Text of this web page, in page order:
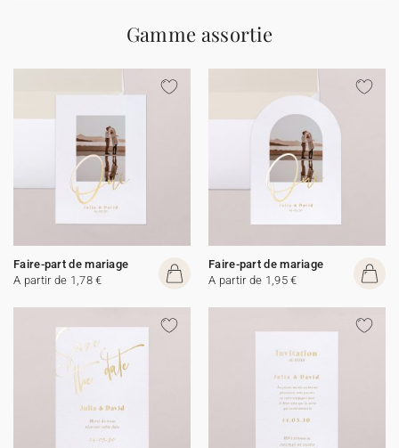
Gamme assortie
Faire-part de mariage
A partir de 1,78 €
Faire-part de mariage
A partir de 1,95 €